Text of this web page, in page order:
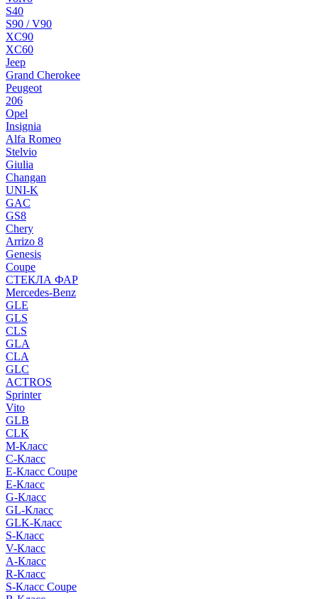
S40
S90 / V90
XC90
XC60
Jeep
Grand Cherokee
Peugeot
206
Opel
Insignia
Alfa Romeo
Stelvio
Giulia
Changan
UNI-K
GAC
GS8
Chery
Arrizo 8
Genesis
Coupe
СТЕКЛА ФАР
Mercedes-Benz
GLE
GLS
CLS
GLA
CLA
GLC
ACTROS
Sprinter
Vito
GLB
CLK
M-Класс
C-Класс
E-Класс Coupe
E-Класс
G-Класс
GL-Класс
GLK-Класс
S-Класс
V-Класс
A-Класс
R-Класс
S-Класс Сoupe